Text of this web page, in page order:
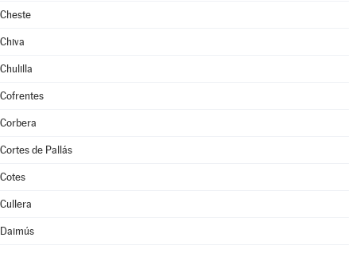
Cheste
Chiva
Chulilla
Cofrentes
Corbera
Cortes de Pallás
Cotes
Cullera
Daimús